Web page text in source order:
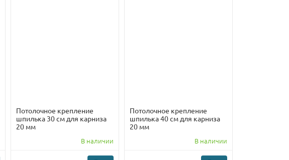
Потолочное крепление
шпилька 30 см для карниза
20 мм
В наличии
Потолочное крепление
шпилька 40 см для карниза
20 мм
В наличии